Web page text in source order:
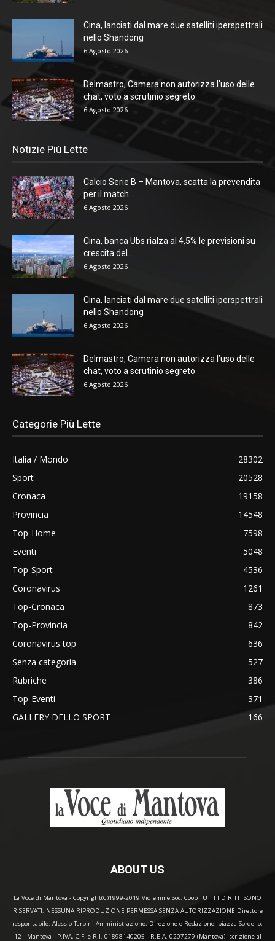
Cina, lanciati dal mare due satelliti iperspettrali
nello Shandong
6 Agosto 2026
Delmastro, Camera non autorizza l’uso delle
chat, voto a scrutinio segreto
6 Agosto 2026
Notizie Più Lette
Calcio Serie B – Mantova, scatta la prevendita
per il match...
6 Agosto 2026
Cina, banca Ubs rialza al 4,5% le previsioni su
crescita del...
6 Agosto 2026
Cina, lanciati dal mare due satelliti iperspettrali
nello Shandong
6 Agosto 2026
Delmastro, Camera non autorizza l’uso delle
chat, voto a scrutinio segreto
6 Agosto 2026
Categorie Più Lette
Italia / Mondo
28302
Sport
20528
Cronaca
19158
Provincia
14548
Top-Home
7598
Eventi
5048
Top-Sport
4536
Coronavirus
1261
Top-Cronaca
873
Top-Provincia
842
Coronavirus top
636
Senza categoria
527
Rubriche
386
Top-Eventi
371
GALLERY DELLO SPORT
166
ABOUT US
La Voce di Mantova - Copyright(C)1999-2019 Vidiemme Soc. Coop TUTTI I DIRITTI SONO
RISERVATI. NESSUNA RIPRODUZIONE PERMESSA SENZA AUTORIZZAZIONE Direttore
responsabile: Alessio Tarpini Amministrazione, Direzione e Redazione: piazza Sordello,
12 - Mantova - P.IVA, C.F. e R.I. 01898140205 - R.E.A. 0207279 (Mantova) iscrizione al